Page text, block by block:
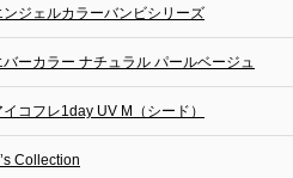
ンジェルカラーバンビシリーズ
バーカラー ナチュラル パールベージュ
イコフレ1day UV M（シード）
Collection